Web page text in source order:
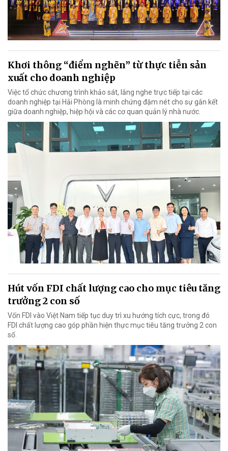
Khơi thông “điểm nghẽn” từ thực tiễn sản
xuất cho doanh nghiệp
Việc tổ chức chương trình khảo sát, lắng nghe trực tiếp tại các
doanh nghiệp tại Hải Phòng là minh chứng đậm nét cho sự gắn kết
giữa doanh nghiệp, hiệp hội và các cơ quan quản lý nhà nước.
Hút vốn FDI chất lượng cao cho mục tiêu tăng
trưởng 2 con số
Vốn FDI vào Việt Nam tiếp tục duy trì xu hướng tích cực, trong đó
FDI chất lượng cao góp phần hiện thực mục tiêu tăng trưởng 2 con
số.